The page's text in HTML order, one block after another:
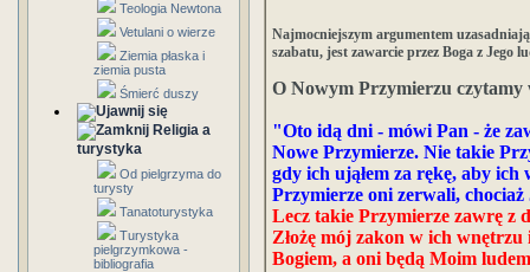
Teologia Newtona
Vetulani o wierze
Ziemia płaska i
ziemia pusta
Śmierć duszy
Religia a
turystyka
Od pielgrzyma do
turysty
Tanatoturystyka
Turystyka
pielgrzymkowa -
bibliografia
Najmocniejszym argumentem
szabatu, jest zawarcie przez Boga z Jego
O Nowym Przymierzu czytamy
"Oto idą dni - mówi Pan - że
Nowe Przymierze. Nie takie
gdy ich ująłem za rękę, aby
Przymierze oni zerwali, chociaż
Lecz takie Przymierze zawrę z
Złożę mój zakon w ich wnętrzu
Bogiem, a oni będą Moim